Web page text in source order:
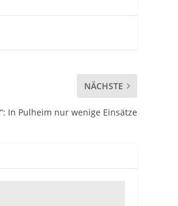
NÄCHSTE
In Pulheim nur wenige Einsätze